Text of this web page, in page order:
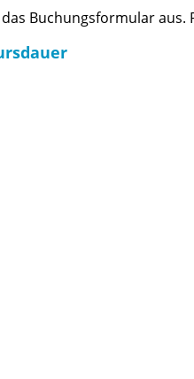
Buchungsformular aus.